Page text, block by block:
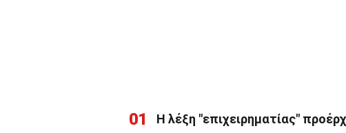
01 Η λέξη "επιχειρηματίας"